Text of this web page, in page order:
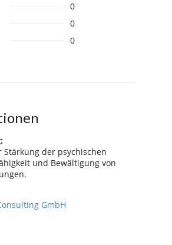
0
0
0
Stärkung der psychischen
und Bewältigung von
GmbH